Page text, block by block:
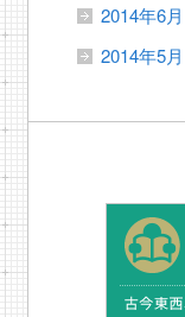
2014年6月
2014年5月